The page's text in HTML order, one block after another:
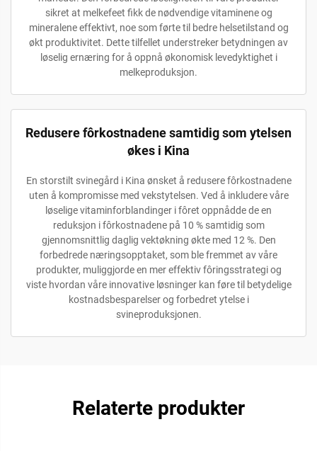
sikret at melkefeet fikk de nødvendige vitaminene og
mineralene effektivt, noe som førte til bedre helsetilstand og
økt produktivitet. Dette tilfellet understreker betydningen av
løselig ernæring for å oppnå økonomisk levedyktighet i
melkeproduksjon.
Redusere fôrkostnadene samtidig som ytelsen
økes i Kina
En storstilt svinegård i Kina ønsket å redusere fôrkostnadene
uten å kompromisse med vekstytelsen. Ved å inkludere våre
løselige vitaminforblandinger i fôret oppnådde de en
reduksjon i fôrkostnadene på 10 % samtidig som
gjennomsnittlig daglig vektøkning økte med 12 %. Den
forbedrede næringsopptaket, som ble fremmet av våre
produkter, muliggjorde en mer effektiv fôringsstrategi og
viste hvordan våre innovative løsninger kan føre til betydelige
kostnadsbesparelser og forbedret ytelse i
svineproduksjonen.
Relaterte produkter